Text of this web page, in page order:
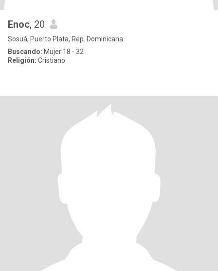
Enoc, 20
Sosuá, Puerto Plata, Rep. Dominicana
Buscando: Mujer 18 - 32
Religión: Cristiano